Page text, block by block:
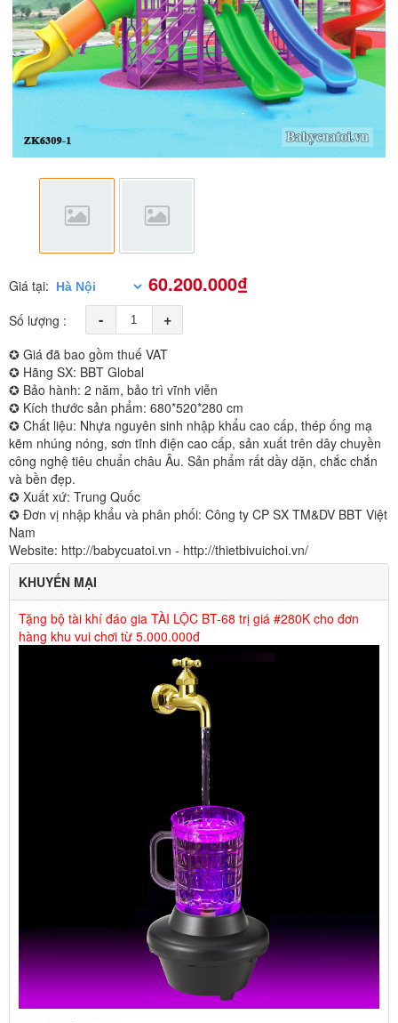
Giá tại: 60.200.000₫
Số lượng : - +
✪ Giá đã bao gồm thuế VAT
✪ Hãng SX: BBT Global
✪ Bảo hành: 2 năm, bảo trì vĩnh viễn
✪ Kích thước sản phẩm: 680*520*280 cm
✪ Chất liệu: Nhựa nguyên sinh nhập khẩu cao cấp, thép ống mạ
kẽm nhúng nóng, sơn tĩnh điện cao cấp, sản xuất trên dây chuyền
công nghệ tiêu chuẩn châu Âu. Sản phẩm rất dầy dặn, chắc chắn
và bền đẹp.
✪ Xuất xứ: Trung Quốc
✪ Đơn vị nhập khẩu và phân phối: Công ty CP SX TM&DV BBT Việt
Nam
Website: http://babycuatoi.vn - http://thietbivuichoi.vn/
KHUYẾN MẠI
Tặng bộ tài khí đáo gia TÀI LỘC BT-68 trị giá #280K cho đơn
hàng khu vui chơi từ 5.000.000đ